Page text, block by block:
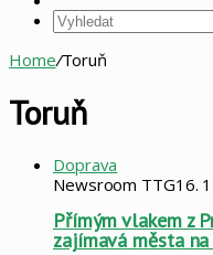
Home/Toruň
Toruň
Doprava
Newsroom TTG16.
Přímým vlakem z
zajímavá města